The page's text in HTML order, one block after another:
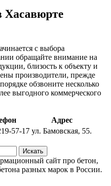
Хасавюрте
с выбора
обращайте внимание на
близость к объекту и
производители, прежде
обзвоните несколько
выгодного коммерческого
Адрес
57-17 ул. Бамовская, 55.
сайт про бетон,
разных марок в России.